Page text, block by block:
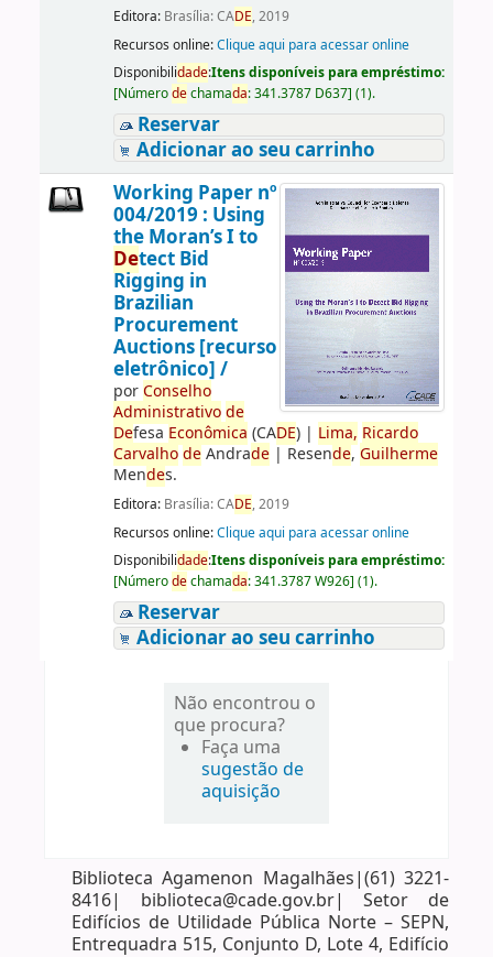
Editora: Brasília: CADE, 2019
Recursos online:Clique aqui para acessar online
Disponibilidade:Itens disponíveis para empréstimo:
[Númerodechamada:341.3787 D637] (1).
Reservar
Adicionar ao seu carrinho
Working Paper nº
004/2019 : Using
the Moran’s I to
Detect Bid
Rigging in
Brazilian
Procurement
Auctions [recurso
eletrônico] /
porConselho
Administrativo de
Defesa Econômica (CADE)| Lima, Ricardo
Carvalho deAndrade| Resende, Guilherme
Mendes.
Editora: Brasília: CADE, 2019
Recursos online:Clique aqui para acessar online
Disponibilidade:Itens disponíveis para empréstimo:
[Númerodechamada:341.3787 W926] (1).
Reservar
Adicionar ao seu carrinho
Não encontrou o
que procura?
Faça uma
sugestão de
aquisição
Biblioteca Agamenon Magalhães|(61) 3221-
8416| biblioteca@cade.gov.br| Setor de
Edifícios de Utilidade Pública Norte – SEPN,
Entrequadra 515, Conjunto D, Lote 4, Edifício